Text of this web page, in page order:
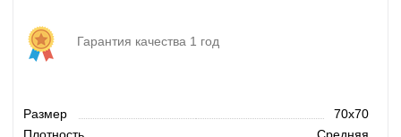
Гарантия качества 1 год
Размер
70х70